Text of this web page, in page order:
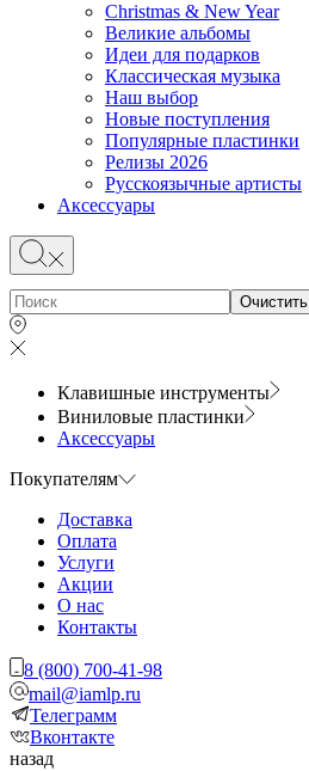
Christmas & New Year
Великие альбомы
Идеи для подарков
Классическая музыка
Наш выбор
Новые поступления
Популярные пластинки
Релизы 2026
Русскоязычные артисты
Аксессуары
Очистить
Клавишные инструменты
Виниловые пластинки
Аксессуары
Покупателям
Доставка
Оплата
Услуги
Акции
О нас
Контакты
8 (800) 700-41-98
mail@iamlp.ru
Телеграмм
Вконтакте
назад